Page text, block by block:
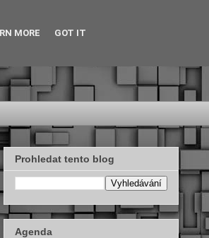
Prohledat tento blog
Agenda
MORE GOT IT